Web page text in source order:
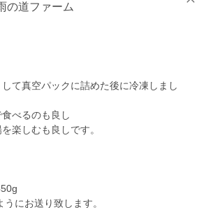
の道ファーム
て真空パックに詰めた後に冷凍しまし
べるのも良し
楽しむも良しです。
にお送り致します。